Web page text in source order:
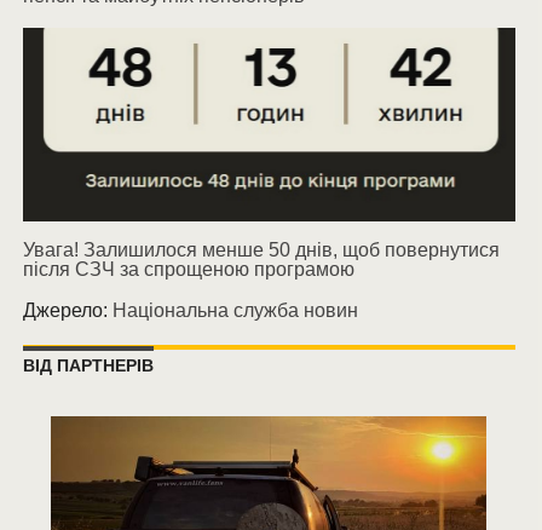
Увага! Залишилося менше 50 днів, щоб повернутися
після СЗЧ за спрощеною програмою
Джерело: Національна служба новин
ВІД ПАРТНЕРІВ